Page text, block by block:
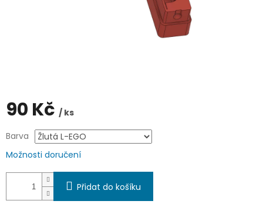
90 Kč / ks
cena:
Barva
Možnosti doručení
Přidat do košíku